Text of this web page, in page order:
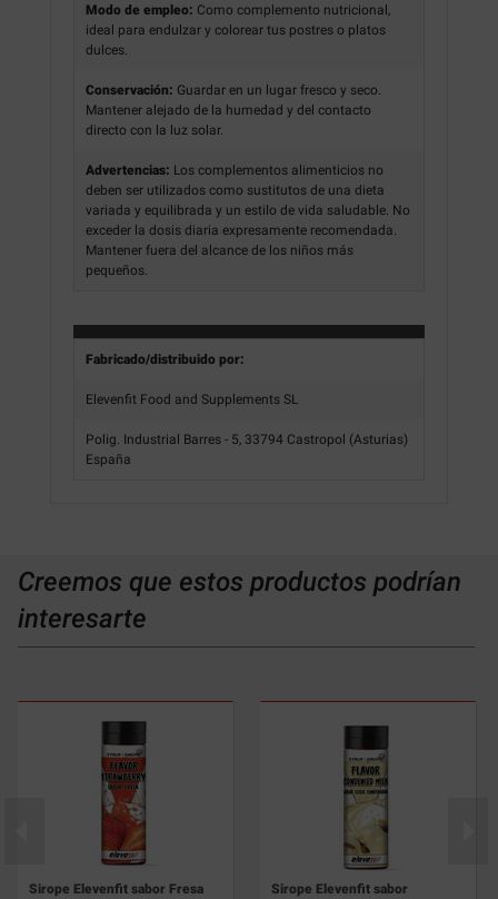
Modo de empleo: Como complemento nutricional,
ideal para endulzar y colorear tus postres o platos
dulces.
Conservación: Guardar en un lugar fresco y seco.
Mantener alejado de la humedad y del contacto
directo con la luz solar.
Advertencias: Los complementos alimenticios no
deben ser utilizados como sustitutos de una dieta
variada y equilibrada y un estilo de vida saludable. No
exceder la dosis diaria expresamente recomendada.
Mantener fuera del alcance de los niños más
pequeños.
Fabricado/distribuido por:
Elevenfit Food and Supplements SL
Polig. Industrial Barres - 5, 33794 Castropol (Asturias)
España
Creemos que estos productos podrían
interesarte
Sirope Elevenfit sabor Fresa
Sirope Elevenfit sabor